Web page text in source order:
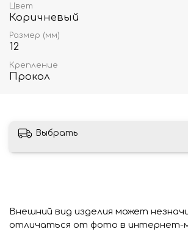
Цвет
Коричневый
Размер (мм)
12
Крепление
Прокол
Выбрать
Внешний вид изделия может
отличаться от фото в интернет-